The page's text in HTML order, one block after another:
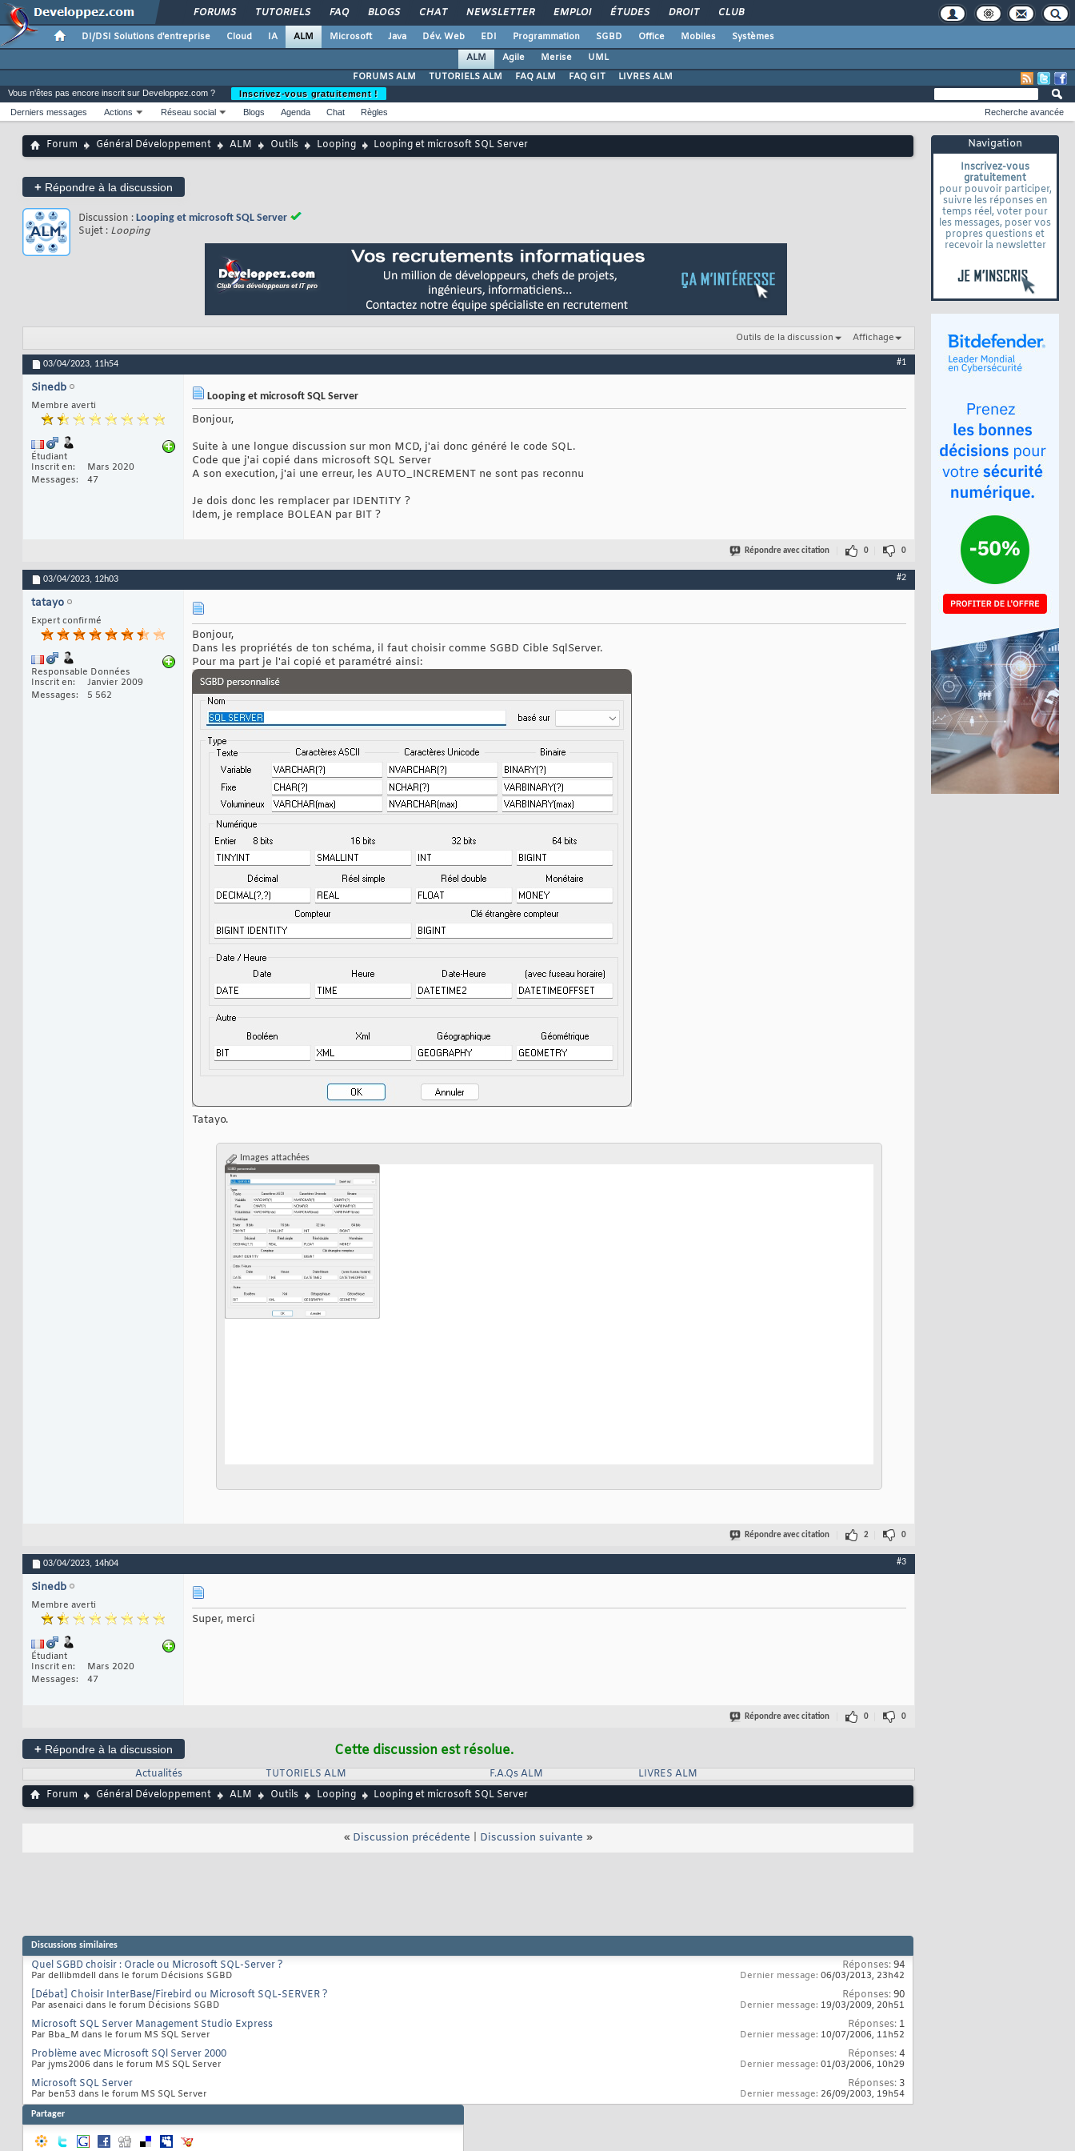
FORUMS TUTORIELS FAQ BLOGS CHAT NEWSLETTER EMPLOI ÉTUDES DROIT CLUB
DI/DSI Solutions d'entreprise Cloud IA ALM Microsoft Java Dév. Web EDI Programmation SGBD Office Mobiles
Systèmes
ALM
Agile Merise
UML
FORUMS ALM
TUTORIELS ALM FAQ ALM FAQ GIT LIVRES ALM
Navigation
Inscrivez-vous
gratuitement
pour pouvoir participer,
suivre les réponses en
temps réel, voter pour
les messages, poser vos
propres questions et
recevoir la newsletter
Vous n'êtes pas encore inscrit sur Developpez.com ?
Inscrivez-vous gratuitement !
Derniers messages
Actions Réseau social Blogs Agenda Chat Règles Recherche avancée
Forum Général Développement ALM Outils Looping Looping et microsoft SQL Server
+ Répondre à la discussion
Discussion : Looping et microsoft SQL Server
Sujet : Looping
Outils de la discussion Affichage
03/04/2023, 11h54 #1
Sinedb
Membre averti
Étudiant
Inscrit en
Mars 2020
Messages
47
Looping et microsoft SQL Server
Bonjour,
Suite à une longue discussion sur mon MCD, j'ai donc généré le code SQL.
Code que j'ai copié dans microsoft SQL Server
A son execution, j'ai une erreur, les AUTO_INCREMENT ne sont pas reconnu
Je dois donc les remplacer par IDENTITY ?
Idem, je remplace BOLEAN par BIT ?
Répondre avec citation 0 0
03/04/2023, 12h03 #2
tatayo
Expert confirmé
Responsable Données
Inscrit en
Janvier 2009
Messages
5 562
Bonjour,
Dans les propriétés de ton schéma, il faut choisir comme SGBD Cible SqlServer.
Pour ma part je l'ai copié et paramétré ainsi:
Tatayo.
Images attachées
Répondre avec citation 2 0
03/04/2023, 14h04 #3
Sinedb
Membre averti
Étudiant
Inscrit en
Mars 2020
Messages
47
Super, merci
Répondre avec citation 0 0
+ Répondre à la discussion Cette discussion est résolue.
Actualités TUTORIELS ALM F.A.Qs ALM
LIVRES ALM
Forum
Général Développement ALM Outils Looping Looping et microsoft SQL Server
« Discussion précédente Discussion suivante »
Discussions similaires
Quel SGBD choisir : Oracle ou Microsoft SQL-Server ?
Par dellibmdell dans le forum Décisions SGBD
Réponses:94
Dernier message: 06/03/2013, 23h42
[Débat] Choisir InterBase/Firebird ou Microsoft SQL-SERVER ?
Par asenaici dans le forum Décisions SGBD
Réponses:90
Dernier message: 19/03/2009, 20h51
Microsoft SQL Server Management Studio Express
Par Bba_M dans le forum MS SQL Server
Réponses: 1
Dernier message: 10/07/2006, 11h52
Problème avec Microsoft SQl Server 2000
Par jyms2006 dans le forum MS SQL Server
Réponses:4
Dernier message: 01/03/2006, 10h29
Microsoft SQL Server
Par ben53 dans le forum MS SQL Server
Réponses: 3
Dernier message: 26/09/2003, 19h54
Partager